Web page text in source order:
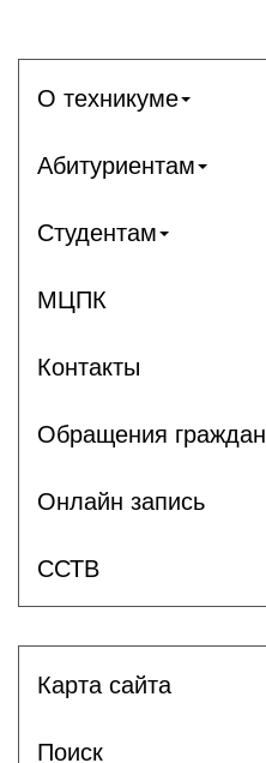
О техникуме
Абитуриентам
Студентам
МЦПК
Контакты
Обращения граждан
Онлайн запись
ССТВ
Карта сайта
Поиск